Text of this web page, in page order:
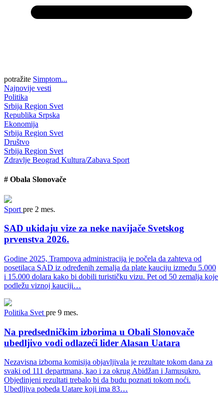
potražite Simptom...
Najnovije vesti
Politika
Srbija Region Svet
Republika Srpska
Ekonomija
Srbija Region Svet
Društvo
Srbija Region Svet
Zdravlje Beograd Kultura/Zabava Sport
# Obala Slonovače
Sport pre 2 mes.
SAD ukidaju vize za neke navijače Svetskog
prvenstva 2026.
Godine 2025, Trampova administracija je počela da zahteva od
posetilaca SAD iz određenih zemalja da plate kauciju između 5.000
i 15.000 dolara kako bi dobili turističku vizu. Pet od 50 zemalja koje
podležu viznoj kauciji…
Politika Svet pre 9 mes.
Na predsedničkim izborima u Obali Slonovače
ubedljivo vodi odlazeći lider Alasan Uatara
Nezavisna izborna komisija objavljivala je rezultate tokom dana za
svaki od 111 departmana, kao i za okrug Abidžan i Jamusukro.
Objedinjeni rezultati trebalo bi da budu poznati tokom noći.
Ubedljiva pobeda Uatare koji ima 83…